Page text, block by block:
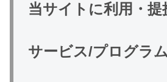
当サイトに利用・提
サービス/プログラ